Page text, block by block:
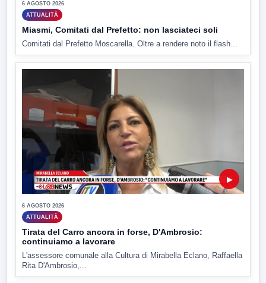
6 AGOSTO 2026
ATTUALITÀ
Miasmi, Comitati dal Prefetto: non lasciateci soli
Comitati dal Prefetto Moscarella. Oltre a rendere noto il flash...
▶
6 AGOSTO 2026
ATTUALITÀ
Tirata del Carro ancora in forse, D'Ambrosio:
continuiamo a lavorare
L'assessore comunale alla Cultura di Mirabella Eclano, Raffaella
Rita D'Ambrosio,...